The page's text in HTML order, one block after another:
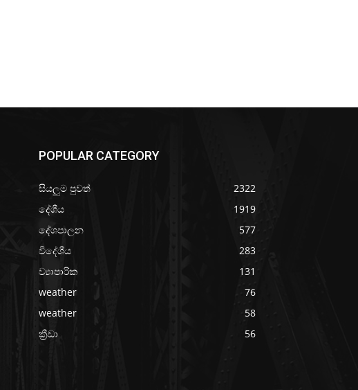
POPULAR CATEGORY
සියලුම පුවත්
2322
දේශීය
1919
දේශපාලන
577
විදේශීය
283
ව්‍යාපාරික
131
weather
76
weather
58
ක්‍රීඩා
56